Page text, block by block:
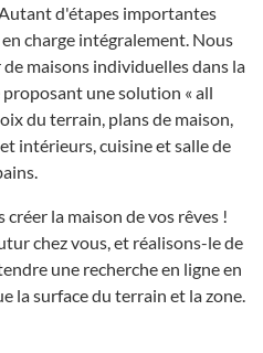
d'étapes importantes
charge intégralement. Nous
maisons individuelles dans la
une solution « all
du terrain, plans de maison,
intérieurs, cuisine et salle de
créer la maison de vos rêves !
chez vous, et réalisons-le de
une recherche en ligne en
la surface du terrain et la zone.